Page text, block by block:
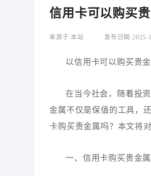
信用卡可以购买
来源于:本站 发布日期:2025-
以信用卡可以购买贵金
在当今社会，随着投
金属不仅是保值的工具，
卡购买贵金属吗？本文将
一、信用卡购买贵金